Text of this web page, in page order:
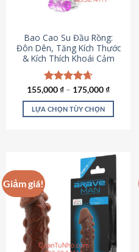
có
chọn
trên
trang
sản
phẩm
Bao Cao Su Đầu Rồng:
Đôn Dên, Tăng Kích Thước
& Kích Thích Khoái Cảm
Được xếp
hạng4.69
5 sao
155,000₫ – 175,000₫
LỰA CHỌN TÙY CHỌN
nhiều
biến
thể.
Các
tùy
chọn
Giảm giá!